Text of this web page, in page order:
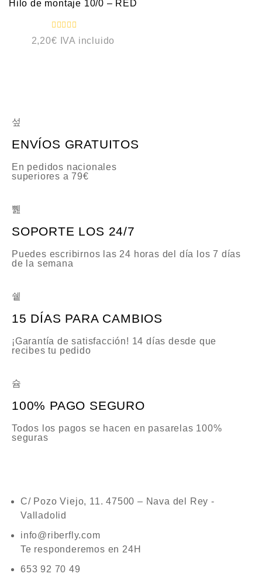
o
n
d
Hilo de montaje 10/0 – RED
V
a
e
5
2,20€ IVA incluido
ENVÍOS GRATUITOS
En pedidos nacionales
superiores a 79€
SOPORTE LOS 24/7
Puedes escribirnos las 24 horas del día los 7 días
de la semana
15 DÍAS PARA CAMBIOS
¡Garantía de satisfacción! 14 días desde que
recibes tu pedido
100% PAGO SEGURO
Todos los pagos se hacen en pasarelas 100%
seguras
C/ Pozo Viejo, 11. 47500 – Nava del Rey -
Valladolid
info@riberfly.com
Te responderemos en 24H
653 92 70 49